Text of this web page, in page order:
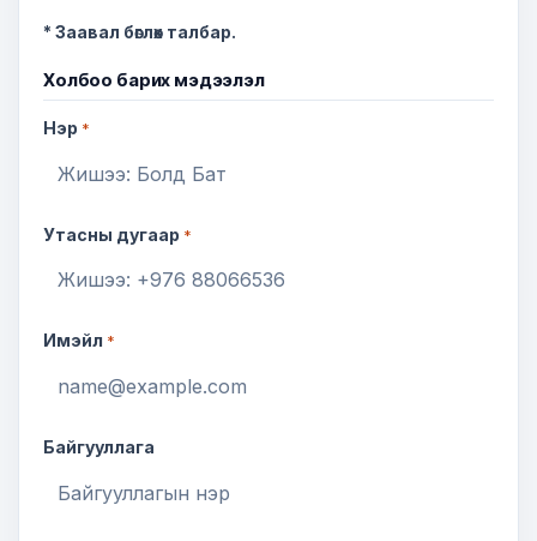
* Заавал бөглөх талбар.
Холбоо барих мэдээлэл
Нэр *
Утасны дугаар *
Имэйл *
Байгууллага